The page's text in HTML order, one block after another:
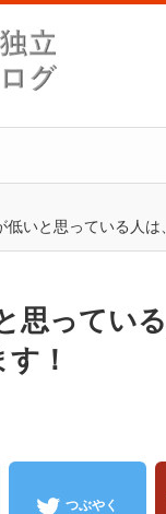
低いと思っている人
思ってい
！
つぶやく